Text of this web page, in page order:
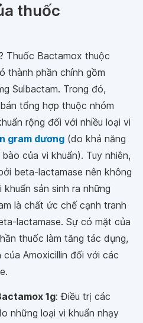
thuốc
Thuốc Bactamox thuộc
thành phần chính gồm
Sulbactam. Trong đó,
tổng hợp thuộc nhóm
rộng đối với nhiều loại vi
gram dương (do khả năng
của vi khuẩn). Tuy nhiên,
beta-lactamase nên không
sản sinh ra những
là chất ức chế cạnh tranh
lactamase. Sự có mặt của
thuốc làm tăng tác dụng,
Amoxicillin đối với các
1g: Điều trị các
những loại vi khuẩn nhạy